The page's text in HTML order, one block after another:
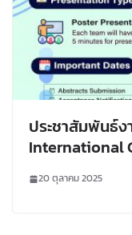
ประชาสัมพันธ์ง
International
20 ตุลาคม 2025